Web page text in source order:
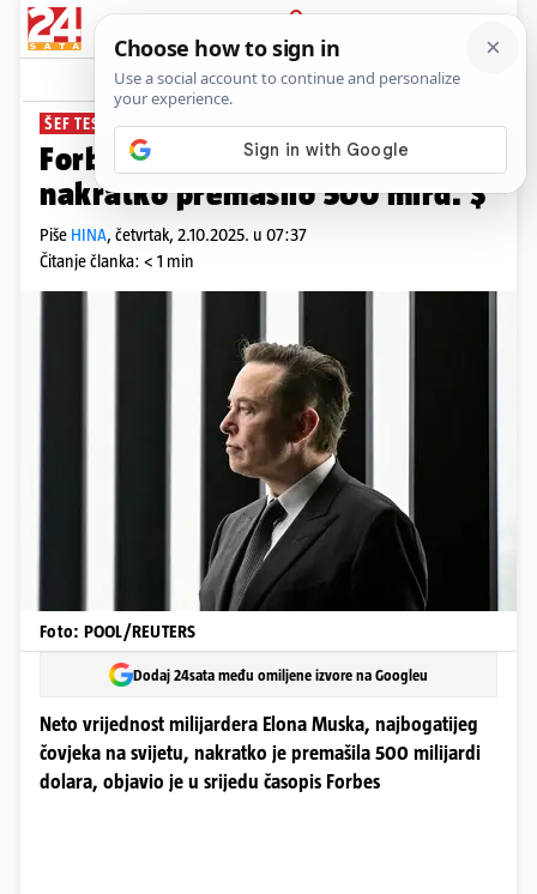
PRIJAVA
News Komentari
ŠEF TESLE I SPACEX-A
Forbes: Bogatstvo Elona Muska
nakratko premašilo 500 mlrd. $
Piše HINA, četvrtak, 2.10.2025. u 07:37
Čitanje članka: < 1 min
Foto: POOL/REUTERS
Dodaj 24sata među omiljene izvore na Googleu
Neto vrijednost milijardera Elona Muska, najbogatijeg
čovjeka na svijetu, nakratko je premašila 500 milijardi
dolara, objavio je u srijedu časopis Forbes